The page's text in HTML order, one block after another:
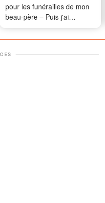
pour les funérailles de mon
beau-père – Puis j'ai
découvert une pièce fermée
à clé, et quand je me suis
écriée : « N'ouvre surtout